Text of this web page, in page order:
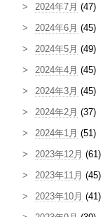
2024年7月 (47)
2024年6月 (45)
2024年5月 (49)
2024年4月 (45)
2024年3月 (45)
2024年2月 (37)
2024年1月 (51)
2023年12月 (61)
2023年11月 (45)
2023年10月 (41)